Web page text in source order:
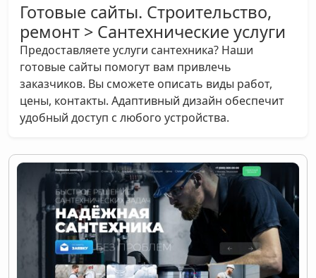
Готовые сайты. Строительство,
ремонт > Сантехнические услуги
Предоставляете услуги сантехника? Наши
готовые сайты помогут вам привлечь
заказчиков. Вы сможете описать виды работ,
цены, контакты. Адаптивный дизайн обеспечит
удобный доступ с любого устройства.